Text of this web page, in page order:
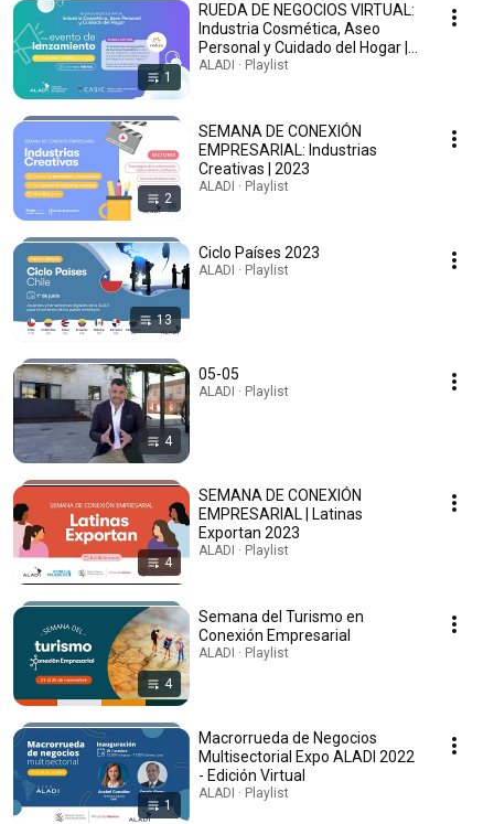
1
RUEDA DE NEGOCIOS VIRTUAL:
Industria Cosmética, Aseo
Personal y Cuidado del Hogar |
2023
ALADI · Playlist
2
SEMANA DE CONEXIÓN
EMPRESARIAL: Industrias
Creativas | 2023
ALADI · Playlist
13
Ciclo Países 2023
ALADI · Playlist
4
05-05
ALADI · Playlist
4
SEMANA DE CONEXIÓN
EMPRESARIAL | Latinas
Exportan 2023
ALADI · Playlist
4
Semana del Turismo en
Conexión Empresarial
ALADI · Playlist
1
Macrorrueda de Negocios
Multisectorial Expo ALADI 2022
- Edición Virtual
ALADI · Playlist